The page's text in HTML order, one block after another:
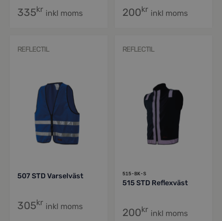
335kr inkl moms 200kr inkl moms
REFLECTIL
507 STD Varselväst
305kr inkl moms
REFLECTIL
515-BK-S
515 STD Reflexväst
200kr inkl moms